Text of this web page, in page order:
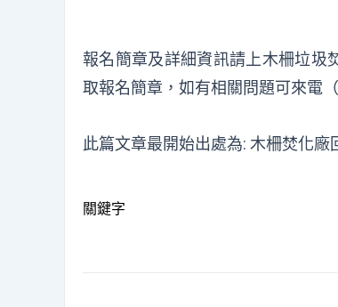
報名簡章及詳細資訊請上木柵垃圾
取報名簡章，如有相關問題可來電
此篇文章最開始出處為: 木柵焚化廠
關鍵字